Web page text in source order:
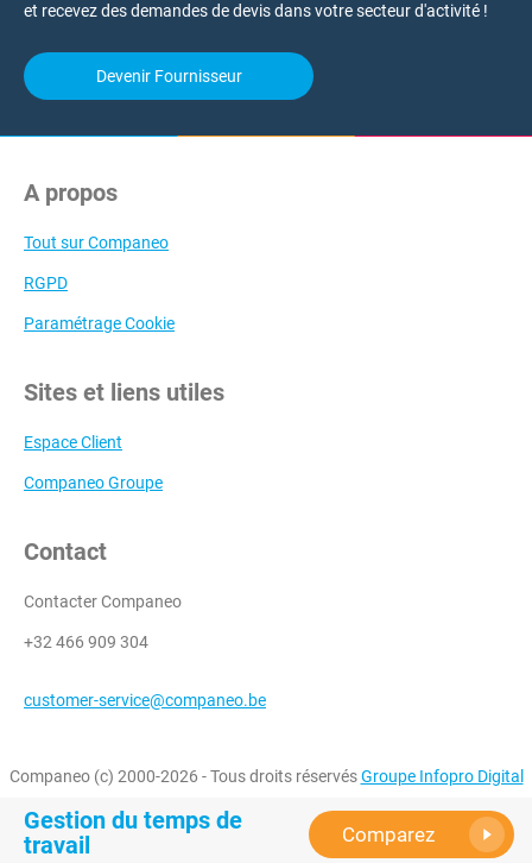
Gestion du temps de
travail
Comparez
et recevez des demandes de devis dans votre secteur d'activité !
Devenir Fournisseur
A propos
Tout sur Companeo
RGPD
Paramétrage Cookie
Sites et liens utiles
Espace Client
Companeo Groupe
Contact
Contacter Companeo
+32 466 909 304
customer-service@companeo.be
Companeo (c) 2000-2026 - Tous droits réservésGroupe Infopro Digital